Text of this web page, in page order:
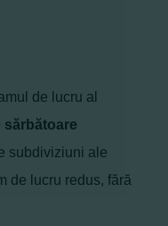
de lucru al
sărbătoare
subdiviziuni ale
de lucru redus, fără